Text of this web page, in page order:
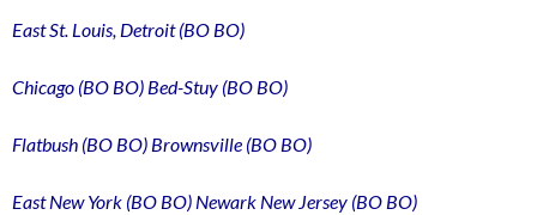
East St. Louis, Detroit (BO BO)
Chicago (BO BO) Bed-Stuy (BO BO)
Flatbush (BO BO) Brownsville (BO BO)
East New York (BO BO) Newark New Jersey (BO BO)